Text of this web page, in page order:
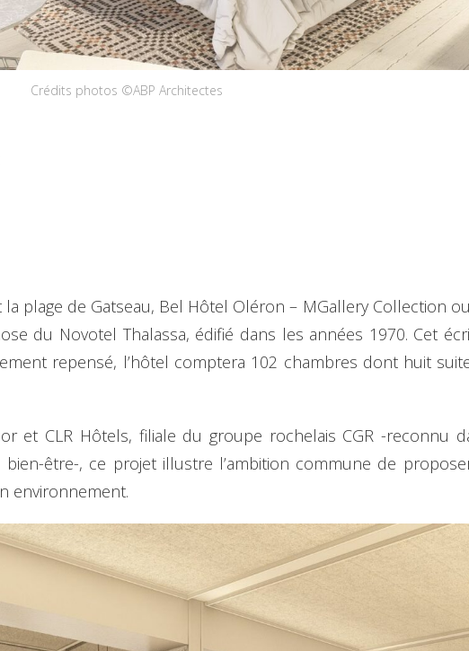
Crédits photos ©ABP Architectes
plage de Gatseau, Bel Hôtel Oléron – MGallery Collection
du Novotel Thalassa, édifié dans les années 1970. Cet
repensé, l’hôtel comptera 102 chambres dont huit
et CLR Hôtels, filiale du groupe rochelais CGR -reconnu
être-, ce projet illustre l’ambition commune de
environnement.